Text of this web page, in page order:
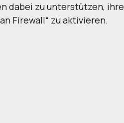
dabei zu unterstützen, ihre
Firewall“ zu aktivieren.